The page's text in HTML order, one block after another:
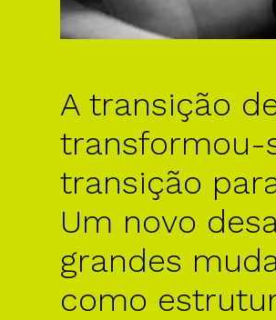
A transição
transformou-
transição
Um novo
grandes
como